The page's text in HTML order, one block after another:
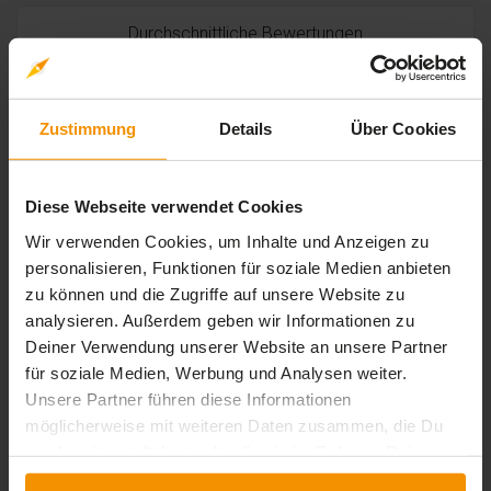
Zustimmung Details Über Cookies
Diese Webseite verwendet Cookies
Wir verwenden Cookies, um Inhalte und Anzeigen zu
personalisieren, Funktionen für soziale Medien anbieten
zu können und die Zugriffe auf unsere Website zu
analysieren. Außerdem geben wir Informationen zu
Deiner Verwendung unserer Website an unsere Partner
für soziale Medien, Werbung und Analysen weiter.
Unsere Partner führen diese Informationen
möglicherweise mit weiteren Daten zusammen, die Du
Nutzung der Dienste gesammelt haben.
Durchschnittliche Bewertungen
0,00
stars: 0
Bewertungen
4 stars: 0
Bewertungen
stars:Bewertungen
2 stars: 0
Bewertungen
stars: Bewertungen